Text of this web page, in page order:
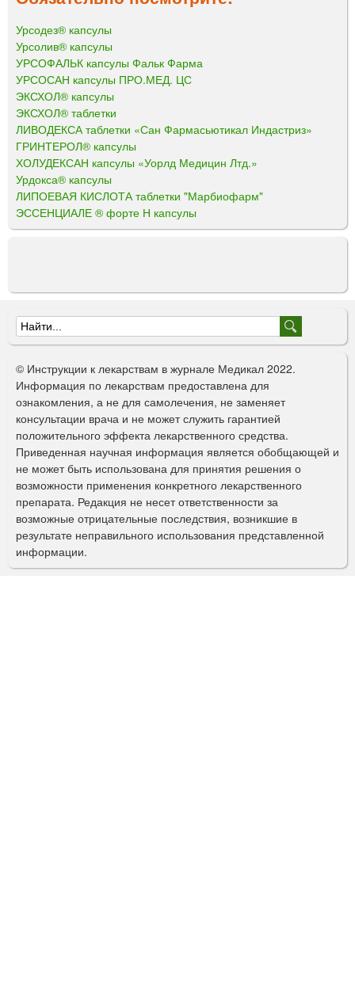
Урсодез® капсулы
Урсолив® капсулы
УРСОФАЛЬК капсулы Фальк Фарма
УРСОСАН капсулы ПРО.МЕД. ЦС
ЭКСХОЛ® капсулы
ЭКСХОЛ® таблетки
ЛИВОДЕКСА таблетки «Сан Фармасьютикал Индастриз»
ГРИНТЕРОЛ® капсулы
ХОЛУДЕКСАН капсулы «Уорлд Медицин Лтд.»
Урдокса® капсулы
ЛИПОЕВАЯ КИСЛОТА таблетки "Марбиофарм"
ЭССЕНЦИАЛЕ ® форте Н капсулы
Ф
о
р
м
а
п
о
и
с
к
© Инструкции к лекарствам в журнале Медикал 2022.
Информация по лекарствам предоставлена для
ознакомления, а не для самолечения, не заменяет
консультации врача и не может служить гарантией
положительного эффекта лекарственного средства.
Приведенная научная информация является обобщающей и
не может быть использована для принятия решения о
возможности применения конкретного лекарственного
препарата. Редакция не несет ответственности за
возможные отрицательные последствия, возникшие в
результате неправильного использования представленной
информации.